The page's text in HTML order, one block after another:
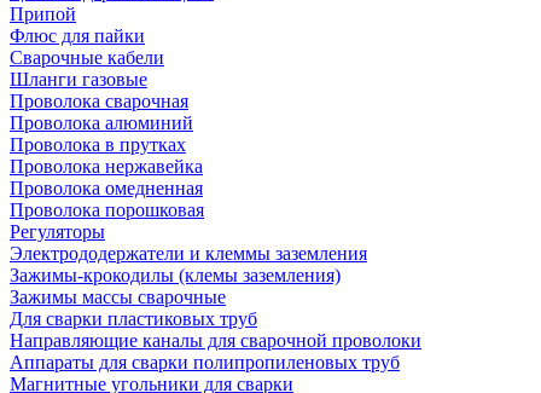
Припой
Флюс для пайки
Сварочные кабели
Шланги газовые
Проволока сварочная
Проволока алюминий
Проволока в прутках
Проволока нержавейка
Проволока омедненная
Проволока порошковая
Регуляторы
Электрододержатели и клеммы заземления
Зажимы-крокодилы (клемы заземления)
Зажимы массы сварочные
Для сварки пластиковых труб
Направляющие каналы для сварочной проволоки
Аппараты для сварки полипропиленовых труб
Магнитные угольники для сварки